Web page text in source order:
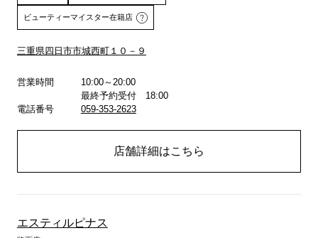
ビューティーマイスター在籍店
三重県四日市市城西町１０－９
営業時間
10:00～20:00
最終予約受付 18:00
電話番号
059-353-2623
店舗詳細はこちら
エスティルピナス